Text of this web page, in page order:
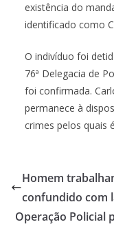
existência do
identificado como
O indivíduo foi
76ª Delegacia de
foi confirmada.
permanece à
crimes pelos quais
Homem
confundido com
Operação Policial